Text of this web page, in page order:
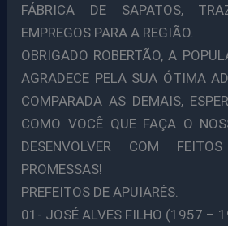
FÁBRICA DE SAPATOS,
EMPREGOS PARA A REGIÃO.
OBRIGADO ROBERTÃO, A
AGRADECE PELA SUA ÓTIMA
COMPARADA AS DEMAIS,
COMO VOCÊ QUE FAÇA O
DESENVOLVER COM
PROMESSAS!
PREFEITOS DE APUIARÉS.
01- JOSÉ ALVES FILHO (1957 –